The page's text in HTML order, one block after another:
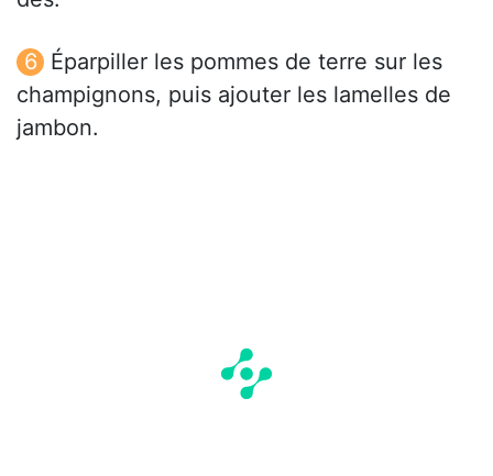
Éparpiller les pommes de terre sur les
champignons, puis ajouter les lamelles de
jambon.